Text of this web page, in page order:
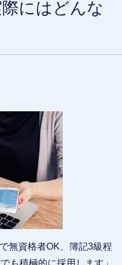
にはどんな
無資格者OK、簿記3級程
も積極的に採用します」